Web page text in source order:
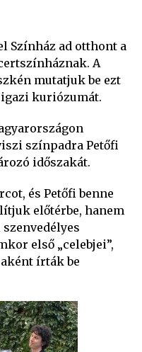
Színház ad otthont a
A
mutatjuk be ezt
igazi kuriózumát.
színpadra Petőfi
időszakát.
és Petőfi benne
előtérbe, hanem
szenvedélyes
első „celebjei”,
írták be